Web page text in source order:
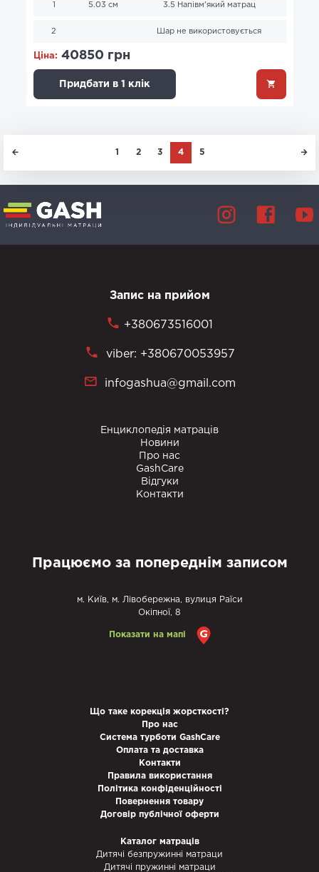
1 5.03 см 3.5 Напівм'який матрац
2 Шар не використовується
Ціна: 40850 грн
Придбати в 1 клік
1 2 3 4 5
Запис на прийом
+380673516001
viber: +380670053957
infogashua@gmail.com
Енциклопедія матраців
Новини
Про нас
GashCare
Відгуки
Контакти
Працюємо за попереднім записом
м. Київ, м. Лівобережна, вулиця Раїси
Окіпної, 8
Показати на мапі
Що таке корекція жорсткості?
Про нас
Система турботи GashCare
Оплата та доставка
Контакти
Правила використання
Політика конфіденційності
Повернення товару
Договір публічної оферти
Каталог матраців
Дитячі безпружинні матраци
Дитячі пружинні матраци